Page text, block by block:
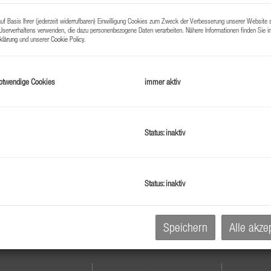
Deluxe Eigentumswohnung mit
am See
ca. 134,28 m
: Penthouse ! Weitblick !
4 Zimmerwohnung
Basis Ihrer (jederzeit widerrufbaren) Einwilligung Cookies zum Zweck der Verbesserung unserer Website
verwenden, die dazu personenbezogene Daten verarbeiten. Nähere Informationen finden Sie
und unsererCookie Policy.
Cookies immer aktiv
Status: inaktiv
Status: inaktiv
Speichern Alle